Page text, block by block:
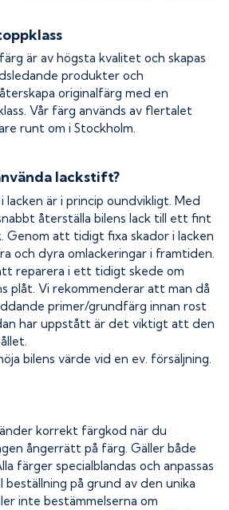
är av högsta kvalitet och skapas
produkter och
originalfärg med en
Vår färg används av flertalet
runt om i Stockholm.
lackstift?
är i princip oundvikligt. Med
återställa bilens lack till ett fint
Genom att tidigt fixa skador i lacken
och dyra omlackeringar i framtiden.
reparera i ett tidigt skede om
plåt. Vi rekommenderar att man då
primer/grundfärg innan rost
har uppstått är det viktigt att den
bilens värde vid en ev. försäljning.
korrekt färgkod när du
ångerrätt på färg. Gäller både
färger specialblandas och anpassas
på grund av den unika
inte bestämmelserna om